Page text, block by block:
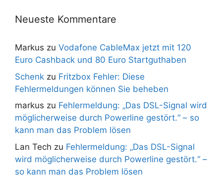
Neueste Kommentare
Markus zu Vodafone CableMax jetzt mit 120
Euro Cashback und 80 Euro Startguthaben
Schenk zu Fritzbox Fehler: Diese
Fehlermeldungen können Sie beheben
markus zu Fehlermeldung: „Das DSL-Signal wird
möglicherweise durch Powerline gestört.“ – so
kann man das Problem lösen
Lan Tech zu Fehlermeldung: „Das DSL-Signal
wird möglicherweise durch Powerline gestört.“ –
so kann man das Problem lösen